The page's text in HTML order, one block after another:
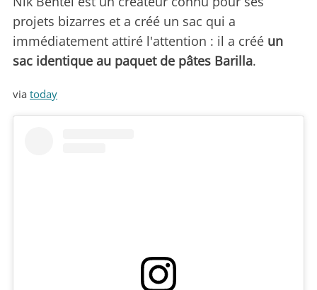
projets bizarres et a créé un sac qui a
immédiatement attiré l'attention : il a créé un
sac identique au paquet de pâtes Barilla.
via today